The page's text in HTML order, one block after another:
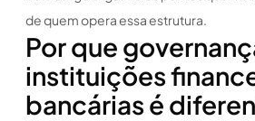
de quem opera essa estrutura.
Por que
instituições
bancárias é